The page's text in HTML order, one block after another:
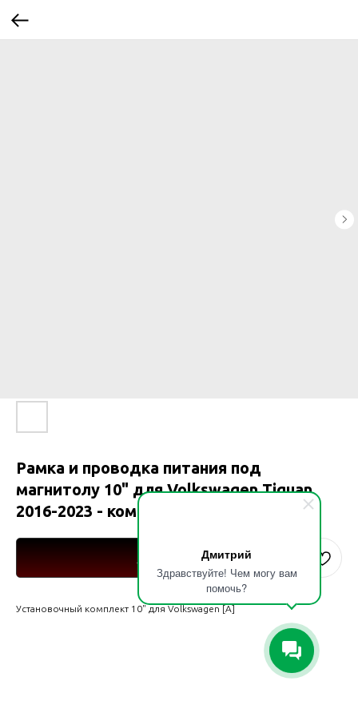
Дмитрий
Здравствуйте! Чем могу вам
помочь?
Рамка и проводка питания под
магнитолу 10" для Volkswagen Tiguan
2016-2023 - комплектация [A]
Установочный комплект 10" для Volkswagen [A]